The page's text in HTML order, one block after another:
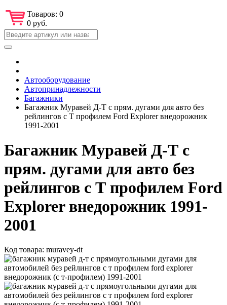
Товаров: 0
0 руб.
Автооборудование
Автопринадлежности
Багажники
Багажник Муравей Д-Т с прям. дугами для авто без
рейлингов с Т профилем Ford Explorer внедорожник
1991-2001
Багажник Муравей Д-Т с
прям. дугами для авто без
рейлингов с Т профилем Ford
Explorer внедорожник 1991-
2001
Код товара: muravey-dt